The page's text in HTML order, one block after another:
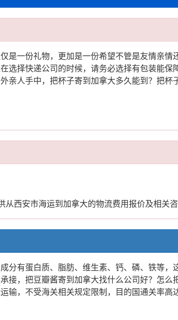
一份礼物，更加是一份希望不管是友情亲情
选择快递公司的时候，请务必选择有包装能保
亲人手中，把杯子寄到加拿大多久能到？把杯
西安市海运到加拿大的物流费用报价及相关咨
有蛋白质、脂肪、维生素、钙、磷、铁等，
，把豆瓣酱寄到加拿大找什么公司好？怎么
，不受海关相关规定限制，目的国通关率高